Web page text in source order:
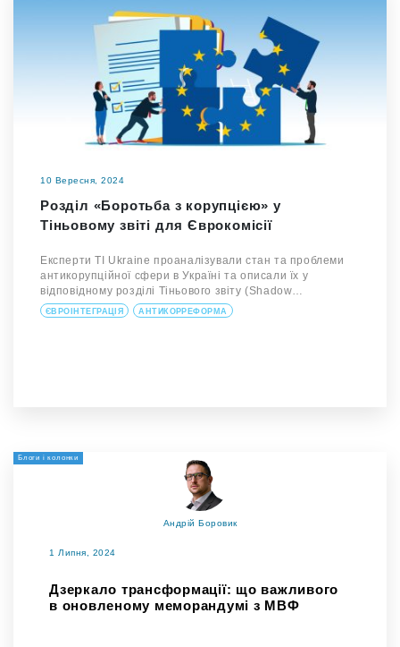
10 Вересня, 2024
Розділ «Боротьба з корупцією» у
Тіньовому звіті для Єврокомісії
Експерти TI Ukraine проаналізували стан та проблеми
антикорупційної сфери в Україні та описали їх у
відповідному розділі Тіньового звіту (Shadow…
ЄВРОІНТЕГРАЦІЯ АНТИКОРРЕФОРМА
Блоги і колонки
Андрій Боровик
1 Липня, 2024
Дзеркало трансформації: що важливого
в оновленому меморандумі з МВФ